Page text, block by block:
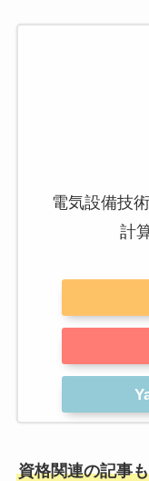
電気設備技
計
資格関連の記事